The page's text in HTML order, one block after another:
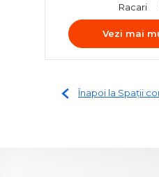
Racari
Vezi mai
Înapoi la Spații